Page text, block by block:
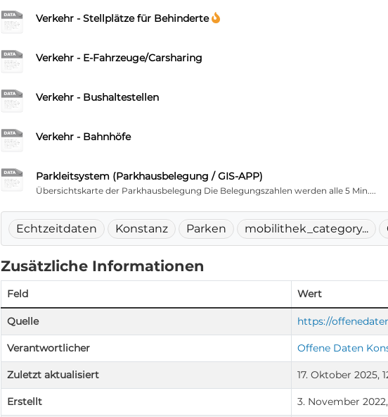
Verkehr - Stellplätze für Behinderte
Verkehr - E-Fahrzeuge/Carsharing
Verkehr - Bushaltestellen
Verkehr - Bahnhöfe
Parkleitsystem (Parkhausbelegung / GIS-APP)
Übersichtskarte der Parkhausbelegung Die Belegungszahlen werden alle 5 Min....
Echtzeitdaten Konstanz Parken mobilithek_category...
Zusätzliche Informationen
Feld Wert
Quelle https://
Verantwortlicher Offene Daten
Zuletzt aktualisiert 17. Oktober 2025,
Erstellt 3. November